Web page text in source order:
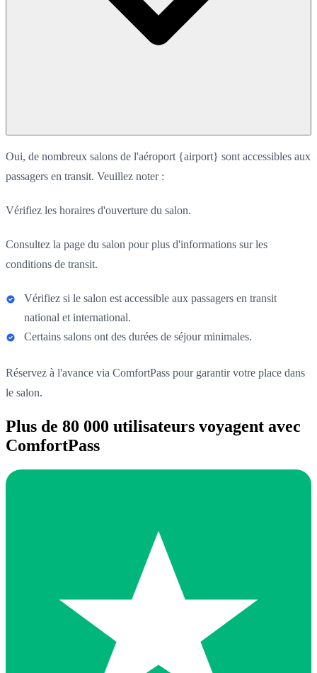
Oui, de nombreux salons de l'aéroport {airport} sont accessibles aux
passagers en transit. Veuillez noter :
Vérifiez les horaires d'ouverture du salon.
Consultez la page du salon pour plus d'informations sur les
conditions de transit.
Vérifiez si le salon est accessible aux passagers en transit
national et international.
Certains salons ont des durées de séjour minimales.
Réservez à l'avance via ComfortPass pour garantir votre place dans
le salon.
Plus de 80 000 utilisateurs voyagent avec
ComfortPass